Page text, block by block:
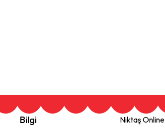
Bilgi Niktaş Online